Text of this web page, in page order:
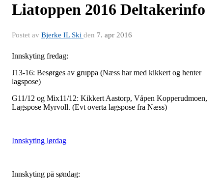
Liatoppen 2016 Deltakerinfo
Postet av Bjerke IL Ski den 7. apr 2016
Innskyting fredag:
J13-16: Besørges av gruppa (Næss har med kikkert og henter
lagspose)
G11/12 og Mix11/12: Kikkert Aastorp, Våpen Kopperudmoen,
Lagspose Myrvoll. (Evt overta lagspose fra Næss)
Innskyting lørdag
Innskyting på søndag: